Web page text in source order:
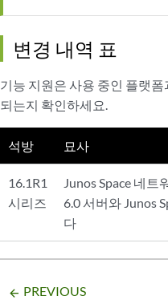
변경 내역 표
기능 지원은 사용 중인 플랫
되는지 확인하세요.
석방 묘사
16.1R1
시리즈
Junos Space 네
6.0 서버와 Junos
다
arrow_backward PREVIOUS